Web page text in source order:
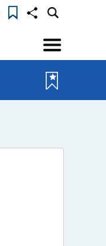
選
單